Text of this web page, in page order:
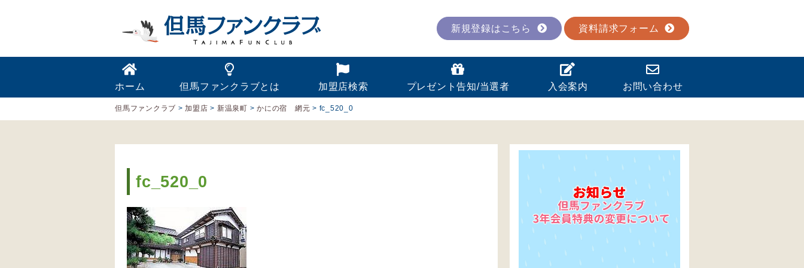
新規登録はこちら 資料請求フォーム
ホーム 但馬ファンクラブとは 加盟店検索 プレゼント告知/当選者 入会案内 お問い合わせ
但馬ファンクラブ >加盟店 > 新温泉町 > かにの宿 網元 > fc_520_0
fc_520_0